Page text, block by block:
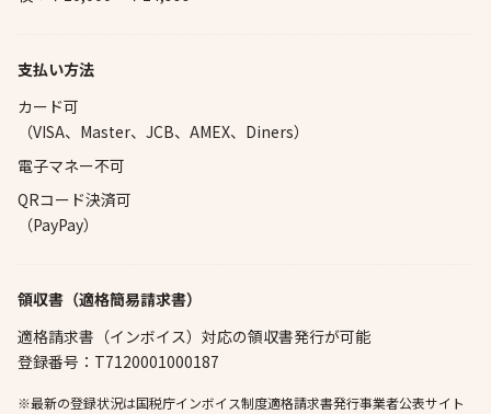
支払い方法
カード可
（VISA、Master、JCB、AMEX、Diners）
電子マネー不可
QRコード決済可
（PayPay）
領収書（適格簡易請求書）
適格請求書（インボイス）対応の領収書発行が可能
登録番号：T7120001000187
※最新の登録状況は国税庁インボイス制度適格請求書発行事業者公表サイト